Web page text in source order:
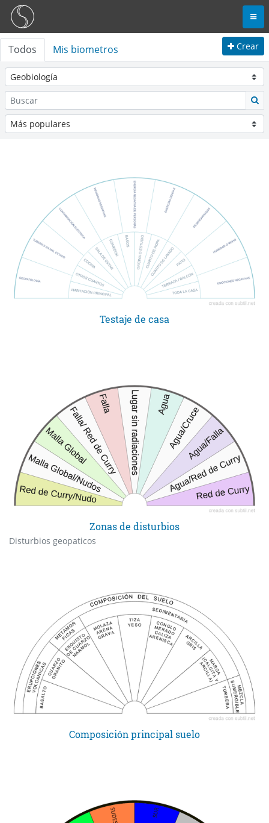
Todos Mis biometros Crear
Testaje de casa
Zonas de disturbios
Disturbios geopaticos
Composición principal suelo